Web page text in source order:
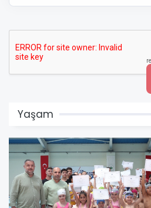
Yaşam